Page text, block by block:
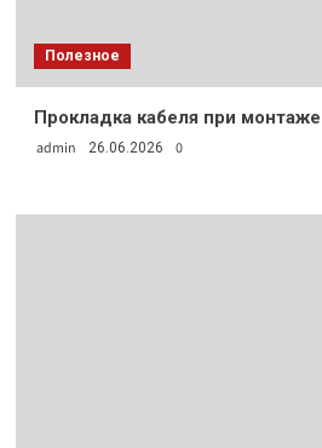
Полезное
Прокладка кабеля при
admin 26.06.2026 0